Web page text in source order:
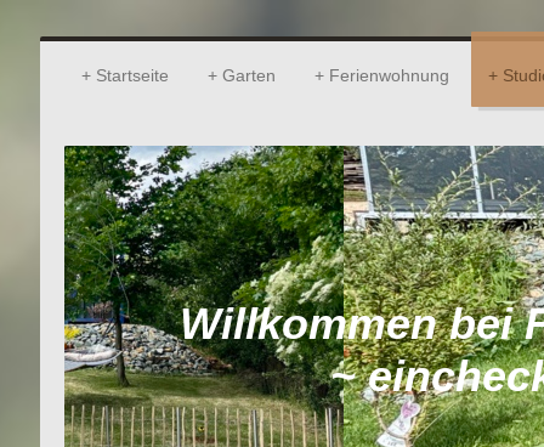
Startseite Garten Ferienwohnung
Willkommen bei
~